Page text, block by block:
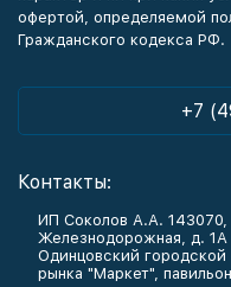
офертой, определяемой
Гражданского кодекса РФ.
+7
Контакты:
ИП Соколов А.А. 143070,
Железнодорожная, д. 1А
Одинцовский городской
рынка "Маркет",